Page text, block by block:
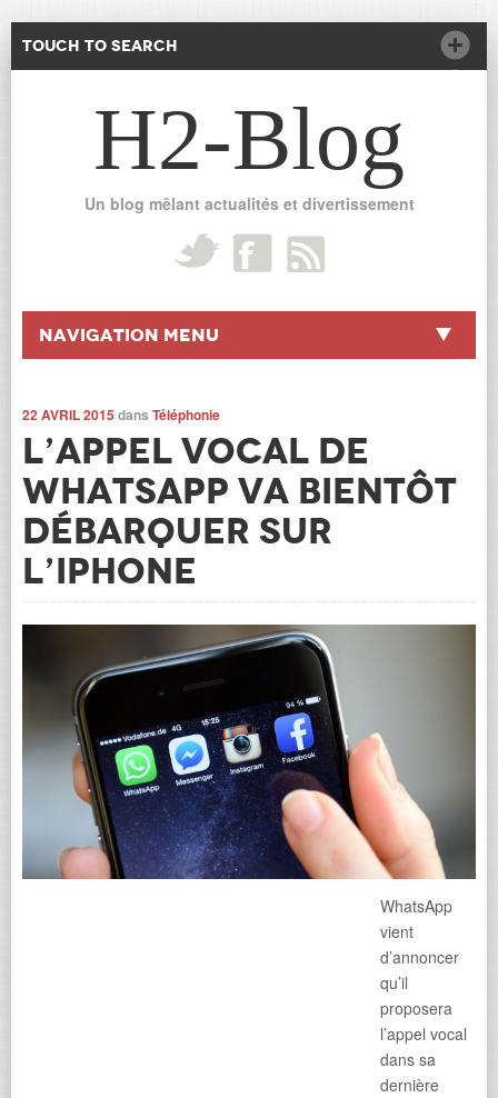
Touch to Search
H2-Blog
Un blog mêlant actualités et divertissement
Navigation Menu
22 AVRIL 2015 dans Téléphonie
L’appel vocal de
WhatsApp va bientôt
débarquer sur
l’iPhone
WhatsApp
vient
d’annoncer
qu’il
proposera
l’appel vocal
dans sa
dernière